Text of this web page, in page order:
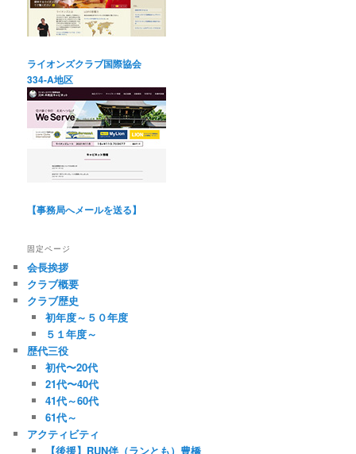
ライオンズクラブ国際協会
334-A地区
【事務局へメールを送る】
固定ページ
会長挨拶
クラブ概要
クラブ歴史
初年度～５０年度
５１年度～
歴代三役
初代〜20代
21代〜40代
41代～60代
61代～
アクティビティ
【後援】RUN伴（ランとも）豊橋